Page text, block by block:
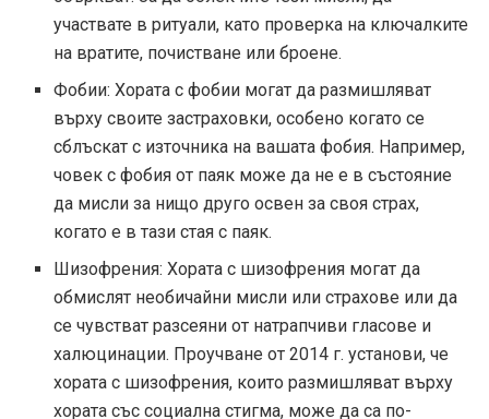
участвате в ритуали, като проверка на ключалките
на вратите, почистване или броене.
Фобии: Хората с фобии могат да размишляват
върху своите застраховки, особено когато се
сблъскат с източника на вашата фобия. Например,
човек с фобия от паяк може да не е в състояние
да мисли за нищо друго освен за своя страх,
когато е в тази стая с паяк.
Шизофрения: Хората с шизофрения могат да
обмислят необичайни мисли или страхове или да
се чувстват разсеяни от натрапчиви гласове и
халюцинации. Проучване от 2014 г. установи, че
хората с шизофрения, които размишляват върху
хората със социална стигма, може да са по-